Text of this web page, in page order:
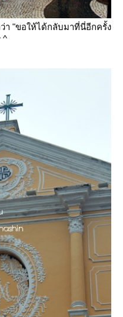
"ขอให้ได้กลับมาที่นี่อีกครั้ง
^